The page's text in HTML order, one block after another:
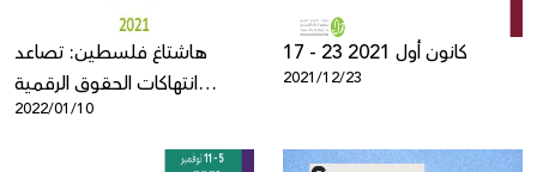
هاشتاغ فلسطين: تصاعد
انتهاكات الحقوق الرقمية
الفلسطينية خلال عام 20212022/01/10
17 - 23 كانون أول 2021
2021/12/23